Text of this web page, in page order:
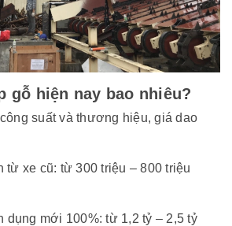
gỗ hiện nay bao nhiêu?
suất và thương hiệu, giá dao
từ xe cũ: từ 300 triệu – 800 triệu
dụng mới 100%: từ 1,2 tỷ – 2,5 tỷ